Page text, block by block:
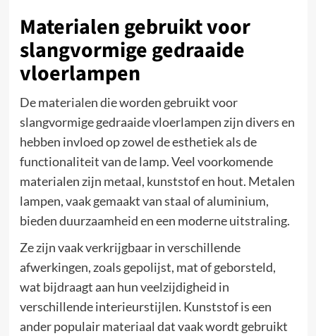
Materialen gebruikt voor
slangvormige gedraaide
vloerlampen
De materialen die worden gebruikt voor
slangvormige gedraaide vloerlampen zijn divers en
hebben invloed op zowel de esthetiek als de
functionaliteit van de lamp. Veel voorkomende
materialen zijn metaal, kunststof en hout. Metalen
lampen, vaak gemaakt van staal of aluminium,
bieden duurzaamheid en een moderne uitstraling.
Ze zijn vaak verkrijgbaar in verschillende
afwerkingen, zoals gepolijst, mat of geborsteld,
wat bijdraagt aan hun veelzijdigheid in
verschillende interieurstijlen. Kunststof is een
ander populair materiaal dat vaak wordt gebruikt